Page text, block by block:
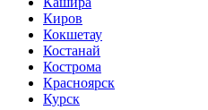
Киров
Кокшетау
Костанай
Кострома
Красноярск
Курск